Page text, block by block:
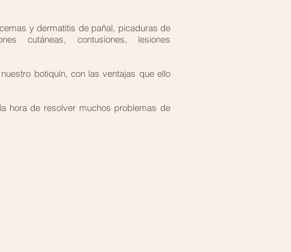
y dermatitis de pañal, picaduras de
cutáneas, contusiones, lesiones
botiquín, con las ventajas que ello
hora de resolver muchos problemas de